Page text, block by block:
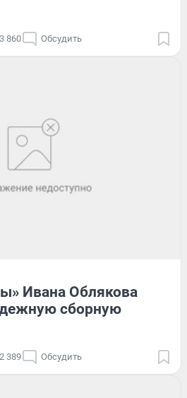
3 860 Обсудить
Ивана Облякова
сборную
2 389 Обсудить